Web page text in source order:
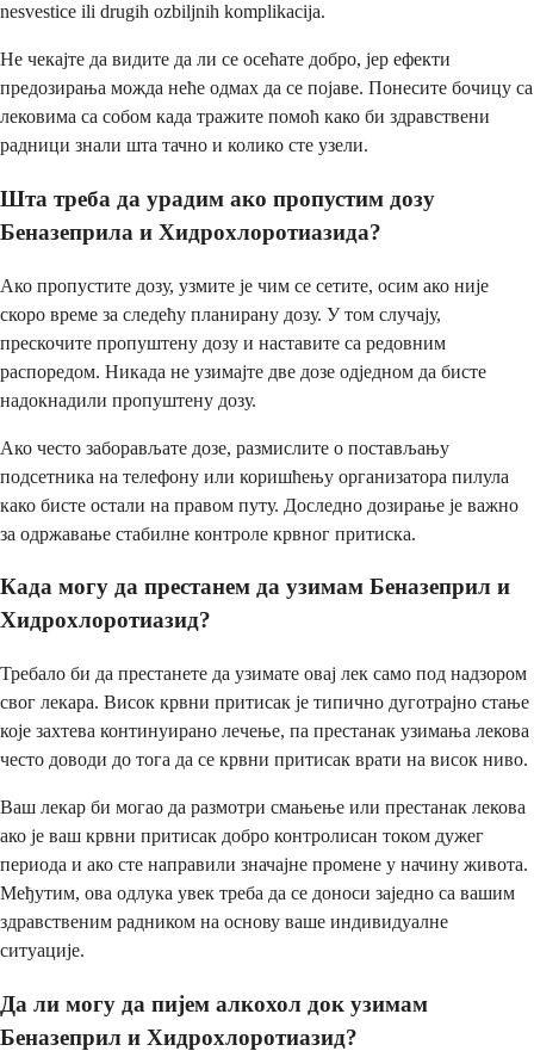
nesvestice ili drugih ozbiljnih komplikacija.
Не чекајте да видите да ли се осећате добро, јер ефекти
предозирања можда неће одмах да се појаве. Понесите бочицу са
лековима са собом када тражите помоћ како би здравствени
радници знали шта тачно и колико сте узели.
Шта треба да урадим ако пропустим дозу
Беназеприла и Хидрохлоротиазида?
Ако пропустите дозу, узмите је чим се сетите, осим ако није
скоро време за следећу планирану дозу. У том случају,
прескочите пропуштену дозу и наставите са редовним
распоредом. Никада не узимајте две дозе одједном да бисте
надокнадили пропуштену дозу.
Ако често заборављате дозе, размислите о постављању
подсетника на телефону или коришћењу организатора пилула
како бисте остали на правом путу. Доследно дозирање је важно
за одржавање стабилне контроле крвног притиска.
Када могу да престанем да узимам Беназеприл и
Хидрохлоротиазид?
Требало би да престанете да узимате овај лек само под надзором
свог лекара. Висок крвни притисак је типично дуготрајно стање
које захтева континуирано лечење, па престанак узимања лекова
често доводи до тога да се крвни притисак врати на висок ниво.
Ваш лекар би могао да размотри смањење или престанак лекова
ако је ваш крвни притисак добро контролисан током дужег
периода и ако сте направили значајне промене у начину живота.
Међутим, ова одлука увек треба да се доноси заједно са вашим
здравственим радником на основу ваше индивидуалне
ситуације.
Да ли могу да пијем алкохол док узимам
Беназеприл и Хидрохлоротиазид?